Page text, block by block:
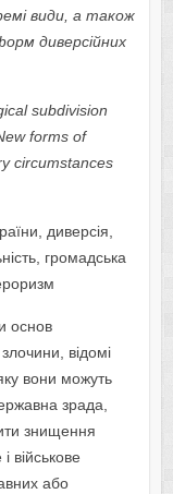
види, а також
диверсійних
subdivision
forms of
circumstances
диверсія,
громадська
основ
відомі
вони можуть
зрада,
знищення
військове
або